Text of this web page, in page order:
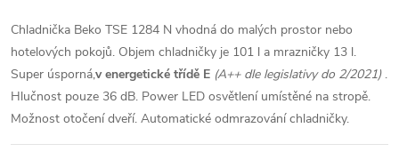
Chladnička Beko TSE 1284 N vhodná do malých prostor nebo
hotelových pokojů. Objem chladničky je 101 l a mrazničky 13 l.
Super úsporná,v energetické třídě E (A++ dle legislativy do 2/2021) .
Hlučnost pouze 36 dB. Power LED osvětlení umístěné na stropě.
Možnost otočení dveří. Automatické odmrazování chladničky.